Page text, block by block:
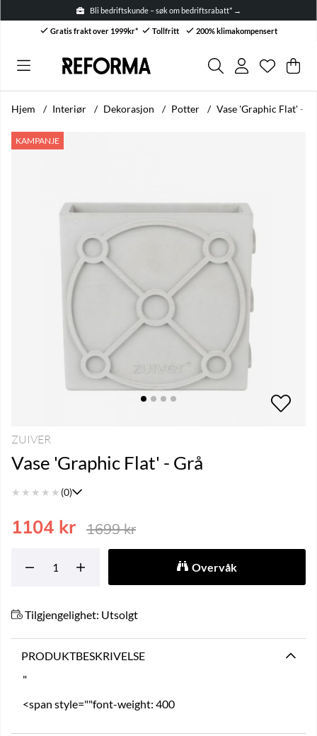
Bli bedriftskunde – søk om bedriftsrabatt* →
Gratis frakt over 1999kr* Tollfritt 200% klimakompensert
Antall i
. .
Hjem Interiør Dekorasjon Potter Vase 'Graphic Flat' -
KAMPANJE
Produktbilder Vase 'Graphic Flat' - Grå
ZUIVER
Vase 'Graphic Flat' - Grå
★ ★ ★ ★ ★ (0)
1699kr
1104 kr
Overvåk
Tilgjengelighet: Utsolgt
PRODUKTBESKRIVELSE
"
<span style=""font-weight: 400